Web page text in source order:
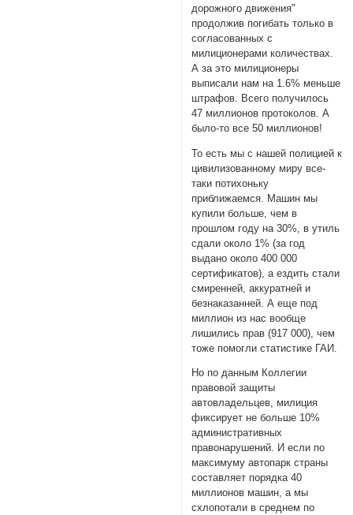
дорожного движения"
продолжив погибать только в
согласованных с
милиционерами количествах.
А за это милиционеры
выписали нам на 1.6% меньше
штрафов. Всего получилось
47 миллионов протоколов. А
было-то все 50 миллионов!
То есть мы с нашей полицией к
цивилизованному миру все-
таки потихоньку
приближаемся. Машин мы
купили больше, чем в
прошлом году на 30%, в утиль
сдали около 1% (за год
выдано около 400 000
сертификатов), а ездить стали
смиренней, аккуратней и
безнаказанней. А еще под
миллион из нас вообще
лишились прав (917 000), чем
тоже помогли статистике ГАИ.
Но по данным Коллегии
правовой защиты
автовладельцев, милиция
фиксирует не больше 10%
административных
правонарушений. И если по
максимуму автопарк страны
составляет порядка 40
миллионов машин, а мы
схлопотали в среднем по